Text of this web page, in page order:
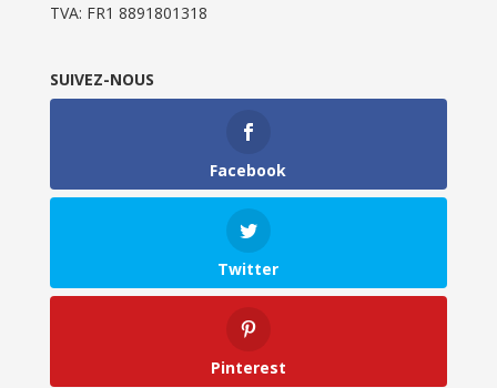
TVA: FR1 8891801318
SUIVEZ-NOUS
Facebook
Twitter
Pinterest